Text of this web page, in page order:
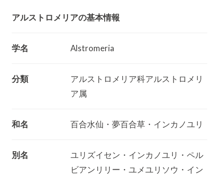
アルストロメリアの基本情報
学名 Alstromeria
分類
アルストロメリア科アルストロメリ
ア属
和名 百合水仙・夢百合草・インカノユリ
別名
ユリズイセン・インカノユリ・ペル
ビアンリリー・ユメユリソウ・イン